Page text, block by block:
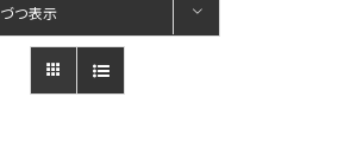
づつ表示